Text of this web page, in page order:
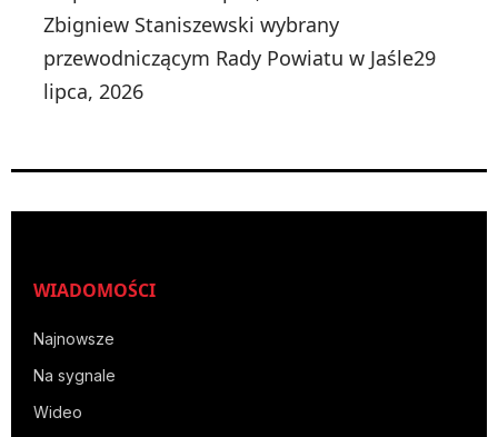
Zbigniew Staniszewski wybrany
przewodniczącym Rady Powiatu w Jaśle29
lipca, 2026
WIADOMOŚCI
Najnowsze
Na sygnale
Wideo